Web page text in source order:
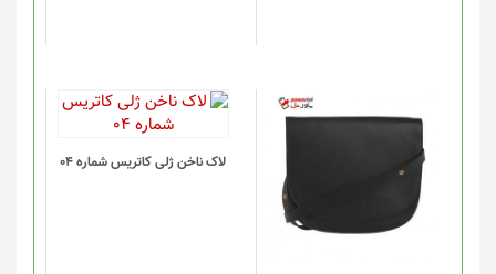
لاک ناخن ژلی کاتریس شماره 04